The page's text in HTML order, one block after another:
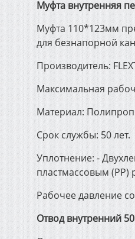
Муфта внутренняя
Муфта 110*123мм
для безнапорной
Производитель:
Максимальная
Материал:
Срок службы: 50 лет.
Уплотнение: -
пластмассовым
Рабочее давление
Отвод внутренний